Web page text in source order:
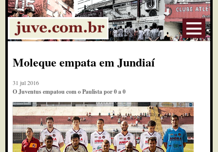
Moleque empata em Jundiaí
31 jul 2016
O Juventus empatou com o Paulista por 0 a 0